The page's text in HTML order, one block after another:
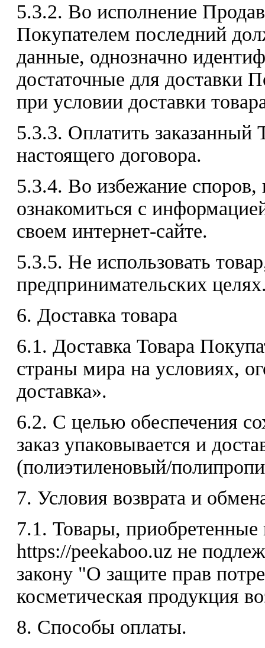
5.3.2. Во исполнение
Покупателем последний
данные, однозначно
достаточные для доставки
при условии доставки
5.3.3. Оплатить заказанный
настоящего договора.
5.3.4. Во избежание споров,
ознакомиться с
своем интернет-сайте.
5.3.5. Не использовать
предпринимательских
6. Доставка товара
6.1. Доставка Товара
страны мира на условиях,
доставка».
6.2. С целью обеспечения
заказ упаковывается и
(полиэтиленовый/
7. Условия возврата и
7.1. Товары, приобретенные
https://peekaboo.uz не
закону "О защите прав
косметическая продукция
8. Способы оплаты.